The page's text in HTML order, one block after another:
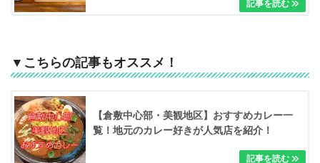
▼こちらの記事もオススメ！
【倉敷中心部・美観地区】おすすめカレー一
覧！地元のカレー好きが人気店を紹介！